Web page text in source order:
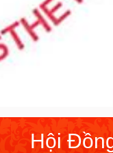
Hội